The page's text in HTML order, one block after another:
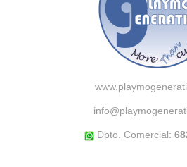
Dpto. Comercial: